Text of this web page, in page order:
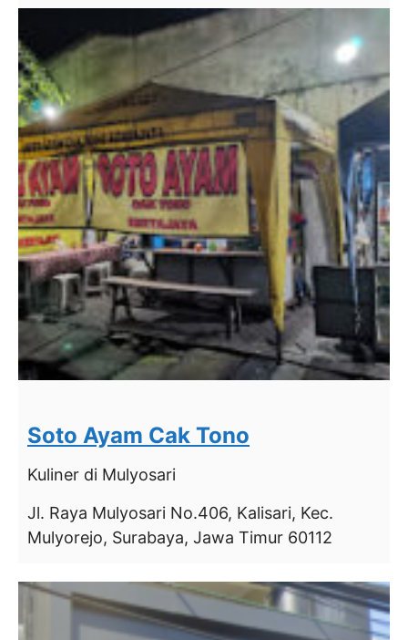
Soto Ayam Cak Tono
Kuliner di Mulyosari
Jl. Raya Mulyosari No.406, Kalisari, Kec.
Mulyorejo, Surabaya, Jawa Timur 60112